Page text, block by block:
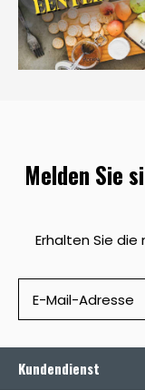
Melden Sie
Erhalten Sie
Kundendienst